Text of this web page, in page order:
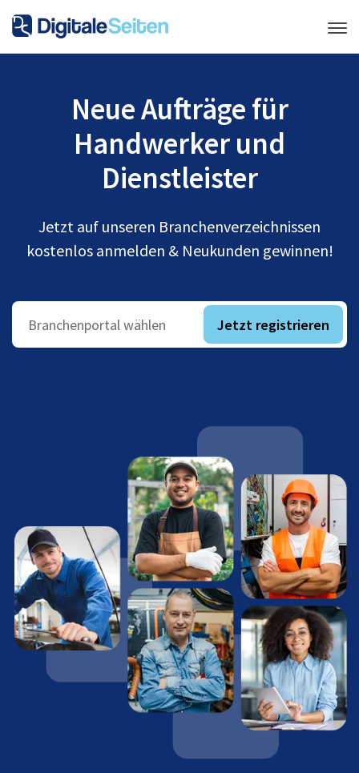
Neue Aufträge für
Handwerker und
Dienstleister
Jetzt auf unseren Branchenverzeichnissen
kostenlos anmelden & Neukunden gewinnen!
Branchenportal wählen Jetzt registrieren